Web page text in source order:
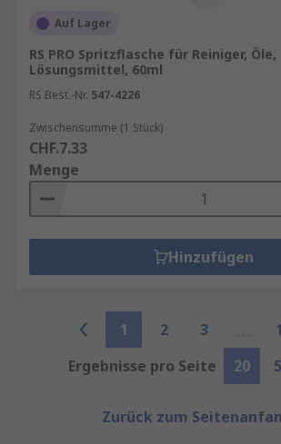
Auf Lager
RS PRO Spritzflasche für Reiniger, Öle,
Lösungsmittel, 60ml
RS Best.-Nr. 547-4226
Zwischensumme (1 Stück)
CHF.7.33
Menge
Hinzufügen
1 2 3
Ergebnisse pro Seite
20
Zurück zum